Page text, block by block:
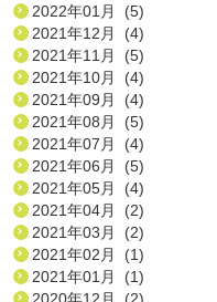
2022年01月 (5)
2021年12月 (4)
2021年11月 (5)
2021年10月 (4)
2021年09月 (4)
2021年08月 (5)
2021年07月 (4)
2021年06月 (5)
2021年05月 (4)
2021年04月 (2)
2021年03月 (2)
2021年02月 (1)
2021年01月 (1)
2020年12月 (2)